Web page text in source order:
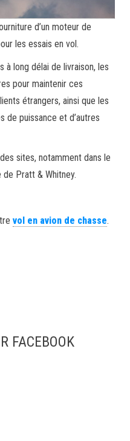
d’un moteur de
les essais en vol.
long délai de livraison, les
pour maintenir ces
étrangers, ainsi que les
de puissance et d’autres
sites, notamment dans le
Pratt & Whitney.
vol en avion de chasse.
FACEBOOK